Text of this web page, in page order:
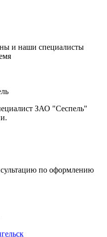
и наши специалисты
ЗАО "Сеспель"
по оформлению